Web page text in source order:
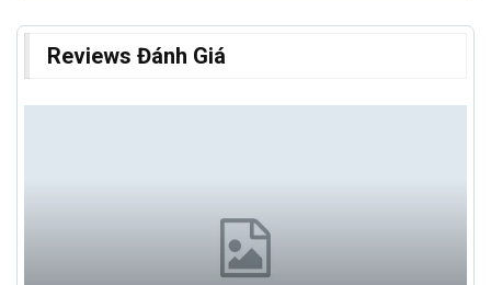
Reviews Đánh Giá